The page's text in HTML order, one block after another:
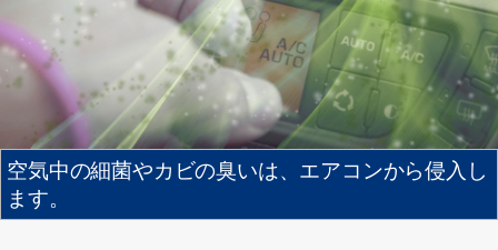
空気中の細菌やカビの臭いは、エアコンから侵入し
ます。